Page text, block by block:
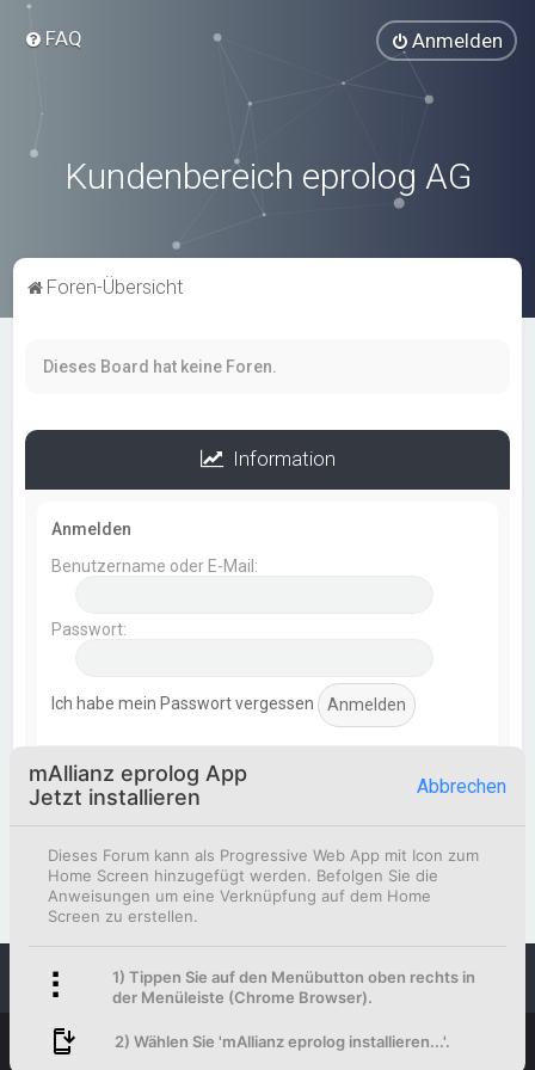
FAQ Anmelden
Kundenbereich eprolog AG
Foren-Übersicht
Dieses Board hat keine Foren.
Information
Anmelden
Benutzername oder E-Mail:
Passwort:
Ich habe mein Passwort vergessen
Statistik
Beiträge insgesamt
Korbinian Eismann
Foren-Übersicht Kontakt
Powered by phpBB™
Deutsche Übersetzung durch
mAllianz eprolog App
Jetzt installieren
Abbrechen
Dieses Forum kann als Progressive Web App mit Icon zum
Home Screen hinzugefügt werden. Befolgen Sie die
Anweisungen um eine Verknüpfung auf dem Home
Screen zu erstellen.
1) Tippen Sie auf den Menübutton oben rechts in
der Menüleiste (Chrome Browser).
2) Wählen Sie 'mAllianz eprolog installieren...'.